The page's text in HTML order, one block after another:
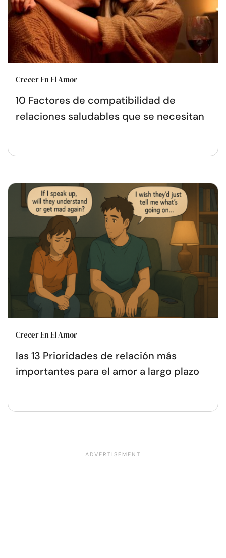
Crecer En El Amor
10 Factores de compatibilidad de
relaciones saludables que se necesitan
Crecer En El Amor
las 13 Prioridades de relación más
importantes para el amor a largo plazo